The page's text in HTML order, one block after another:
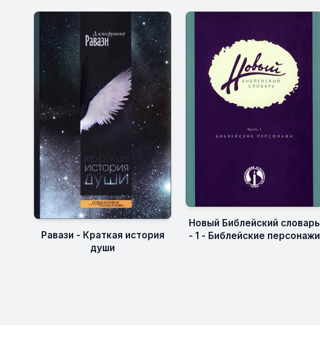
Равази - Краткая история
души
Новый Библейский словарь
- 1 - Библейские персонажи